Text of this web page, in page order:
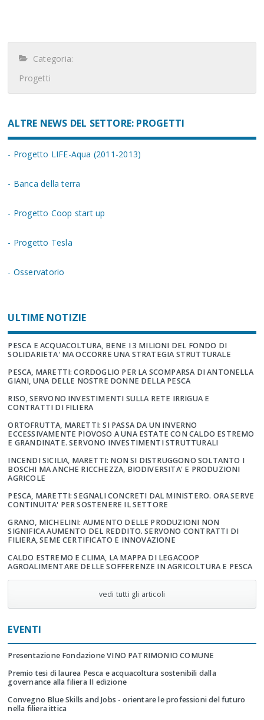
Categoria:
Progetti
ALTRE NEWS DEL SETTORE: PROGETTI
- Progetto LIFE-Aqua (2011-2013)
- Banca della terra
- Progetto Coop start up
- Progetto Tesla
- Osservatorio
ULTIME NOTIZIE
PESCA E ACQUACOLTURA, BENE I 3 MILIONI DEL FONDO DI
SOLIDARIETA' MA OCCORRE UNA STRATEGIA STRUTTURALE
PESCA, MARETTI: CORDOGLIO PER LA SCOMPARSA DI ANTONELLA
GIANI, UNA DELLE NOSTRE DONNE DELLA PESCA
RISO, SERVONO INVESTIMENTI SULLA RETE IRRIGUA E
CONTRATTI DI FILIERA
ORTOFRUTTA, MARETTI: SI PASSA DA UN INVERNO
ECCESSIVAMENTE PIOVOSO A UNA ESTATE CON CALDO ESTREMO
E GRANDINATE. SERVONO INVESTIMENTI STRUTTURALI
INCENDI SICILIA, MARETTI: NON SI DISTRUGGONO SOLTANTO I
BOSCHI MA ANCHE RICCHEZZA, BIODIVERSITA' E PRODUZIONI
AGRICOLE
PESCA, MARETTI: SEGNALI CONCRETI DAL MINISTERO. ORA SERVE
CONTINUITA' PER SOSTENERE IL SETTORE
GRANO, MICHELINI: AUMENTO DELLE PRODUZIONI NON
SIGNIFICA AUMENTO DEL REDDITO. SERVONO CONTRATTI DI
FILIERA, SEME CERTIFICATO E INNOVAZIONE
CALDO ESTREMO E CLIMA, LA MAPPA DI LEGACOOP
AGROALIMENTARE DELLE SOFFERENZE IN AGRICOLTURA E PESCA
vedi tutti gli articoli
EVENTI
Presentazione Fondazione VINO PATRIMONIO COMUNE
Premio tesi di laurea Pesca e acquacoltura sostenibili dalla
governance alla filiera II edizione
Convegno Blue Skills and Jobs - orientare le professioni del futuro
nella filiera ittica